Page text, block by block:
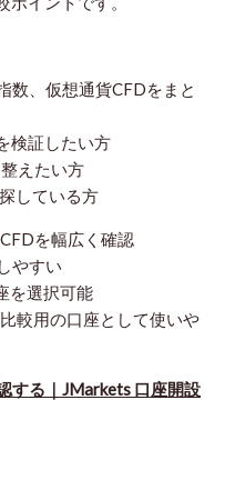
数、仮想通貨CFDをまと
検証したい方
えたい方
している方
を幅広く確認
やすい
を選択可能
較用の口座として使いや
する｜JMarkets 口座開設